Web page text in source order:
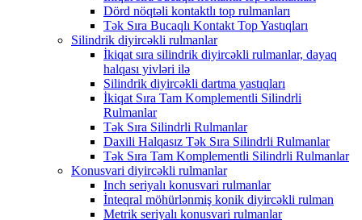
Dörd nöqtəli kontaktlı top rulmanları
Tək Sıra Bucaqlı Kontakt Top Yastıqları
Silindrik diyircəkli rulmanlar
İkiqat sıra silindrik diyircəkli rulmanlar, dayaq
halqası yivləri ilə
Silindrik diyircəkli dartma yastıqları
İkiqat Sıra Tam Komplementli Silindrli
Rulmanlar
Tək Sıra Silindrli Rulmanlar
Daxili Halqasız Tək Sıra Silindrli Rulmanlar
Tək Sıra Tam Komplementli Silindrli Rulmanlar
Konusvari diyircəkli rulmanlar
Inch seriyalı konusvari rulmanlar
İnteqral möhürlənmiş konik diyircəkli rulman
Metrik seriyalı konusvari rulmanlar